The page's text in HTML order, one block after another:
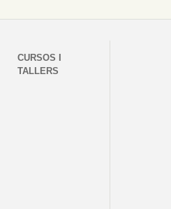
CURSOS I
TALLERS